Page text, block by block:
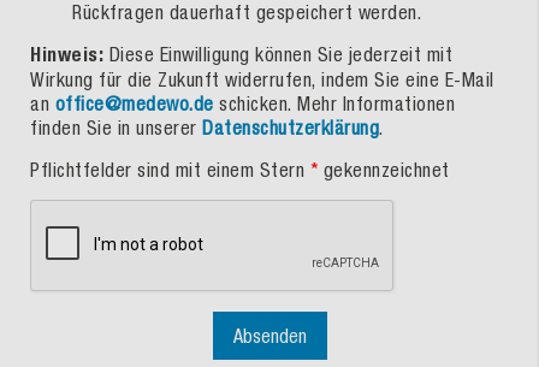
Rückfragen dauerhaft gespeichert werden.
Hinweis: Diese Einwilligung können Sie jederzeit mit
Wirkung für die Zukunft widerrufen, indem Sie eine E-Mail
an office@medewo.de
finden Sie in unserer Datenschutzerklärung.
Pflichtfelder sind mit einem Stern * gekennzeichnet
Absenden